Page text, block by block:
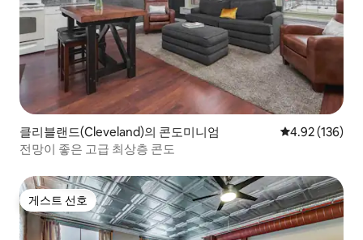
클리블랜드(Cleveland)의 콘도미니엄 평점 4.92점(5
4.92 (136)
전망이 좋은 고급 최상층 콘도
게스트 선호
게스트 선호